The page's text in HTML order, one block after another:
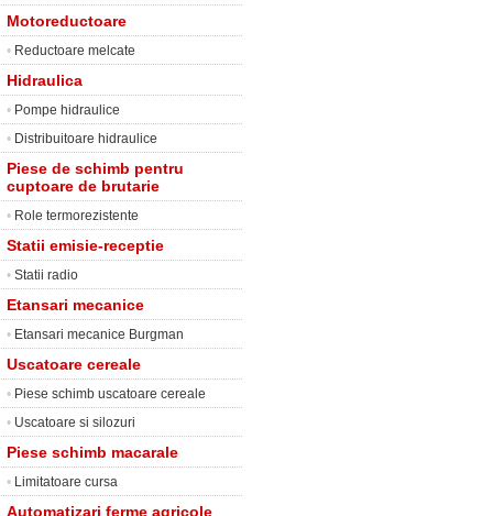
Motoreductoare
• Reductoare melcate
Hidraulica
• Pompe hidraulice
• Distribuitoare hidraulice
Piese de schimb pentru
cuptoare de brutarie
• Role termorezistente
Statii emisie-receptie
• Statii radio
Etansari mecanice
• Etansari mecanice Burgman
Uscatoare cereale
• Piese schimb uscatoare cereale
• Uscatoare si silozuri
Piese schimb macarale
• Limitatoare cursa
Automatizari ferme agricole